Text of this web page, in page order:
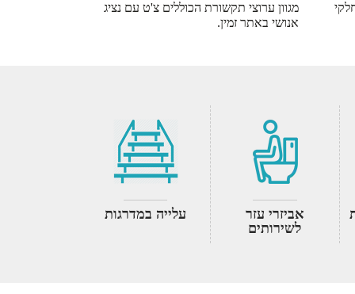
מגוון ערוצי תקשורת הכוללים צ'ט עם נציג
אנושי באתר זמין.
אביזרי עזר
לשירותים
עלייה במדרגות